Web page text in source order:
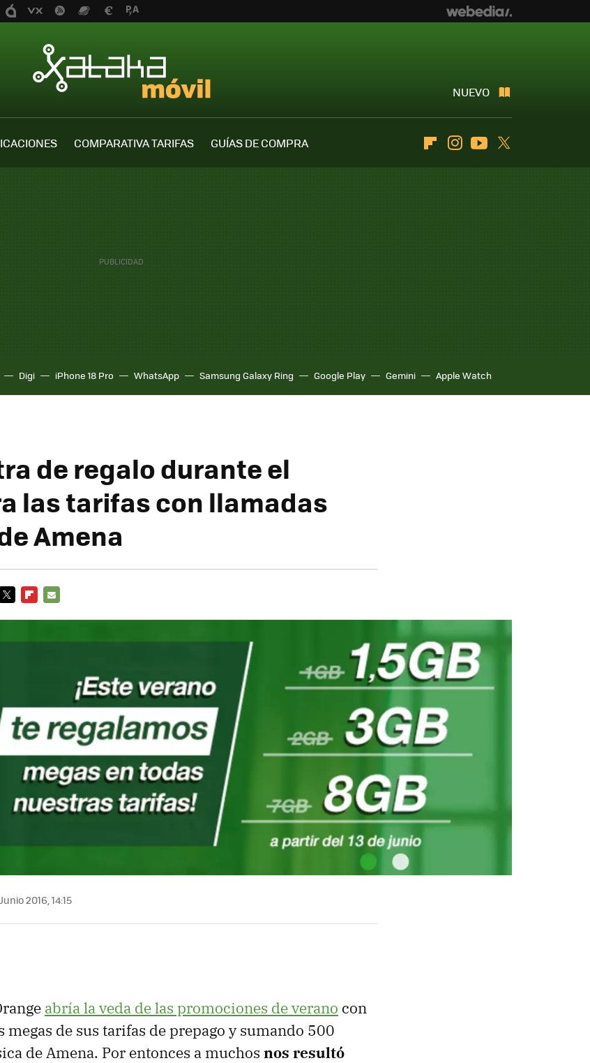
NUEVO
COMPARATIVA TARIFAS
GUÍAS DE COMPRA
FlipboardInstagramYoutube
Digi iPhone 18 Pro WhatsApp Samsung Galaxy Ring Google Play Gemini Apple Watch
de regalo durante el
las tarifas con llamadas
Amena
2016, 14:15
abría la veda de las promociones de verano con
de sus tarifas de prepago y sumando 500
de Amena. Por entonces a muchos nos resultó